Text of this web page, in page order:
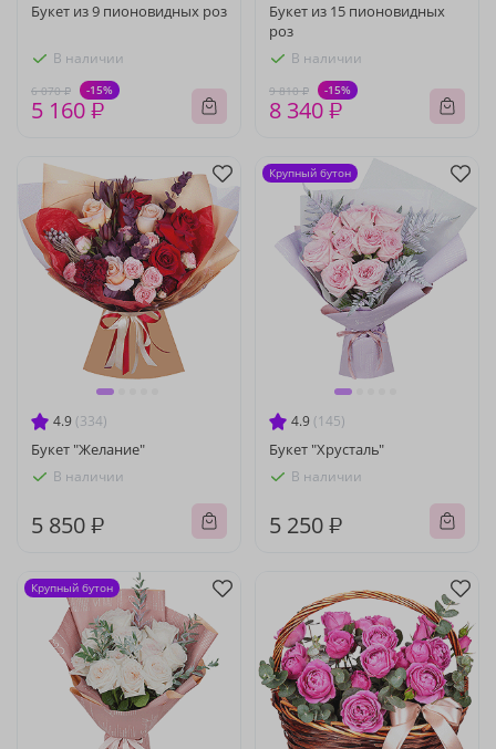
Букет из 9 пионовидных роз
В наличии
6 070 ₽ -15%
5 160 ₽
Букет из 15 пионовидных
роз
В наличии
9 810 ₽ -15%
8 340 ₽
4.9 (334)
Букет "Желание"
В наличии
5 850 ₽
4.9 (145)
Букет "Хрусталь"
В наличии
5 250 ₽
Крупный бутон
Крупный бутон